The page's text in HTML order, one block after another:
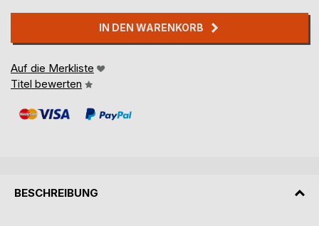
IN DEN WARENKORB
Auf die Merkliste
Titel bewerten
BESCHREIBUNG